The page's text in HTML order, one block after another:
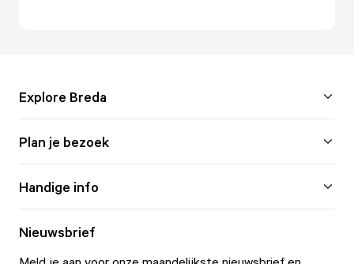
Explore Breda
Plan je bezoek
Handige info
Nieuwsbrief